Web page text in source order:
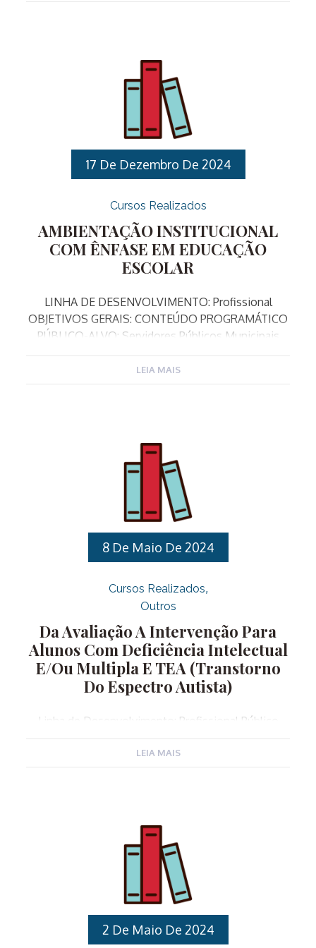
vagas. V. Carga horária: 30 horas . VI. Datas: 17, 24 e
31 de março, 07, 14 e 28 de abril, 05, 12, 19 e 26 de
maio e […]
17 De Dezembro De 2024
Cursos Realizados
AMBIENTAÇÃO INSTITUCIONAL
COM ÊNFASE EM EDUCAÇÃO
ESCOLAR
LINHA DE DESENVOLVIMENTO: Profissional
OBJETIVOS GERAIS: CONTEÚDO PROGRAMÁTICO
PÚBLICO-ALVO: Servidores Públicos Municipais
Seletivo Nº 02/2023 para ocupar o cargo de
da capacitação clique aqui. Para realizar sua
inscrição clique aqui
LEIA MAIS
8 De Maio De 2024
Cursos Realizados
Outros
Da Avaliação A Intervenção Para
Alunos Com Deficiência Intelectual
E/ou Multipla E TEA (Transtorno
Do Espectro Autista)
Linha de Desenvolvimento: Profissional Público
Função Gratificada de Coordenadores Pedagógicos
Cidadania, Avenida Ipiranga 151, Várzea Paulista – SP
Horários:Manhã: 8h30 às 11h30Tarde: 13h00 às 16h00
Instrutores: Profissionais da APAE – Associações de
Pais e Amigos dos Excepcionais Conteúdo
Programático: Compreender a saúde Mental como
aliada ao manejo de comportamento
inadequado;Da avaliação a Intervenção; Aprender o
LEIA MAIS
2 De Maio De 2024